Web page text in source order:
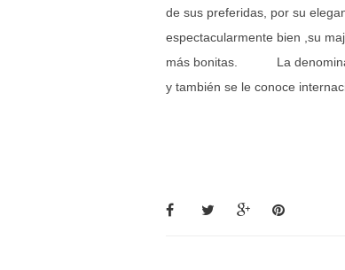
de sus preferidas, por su
espectacularmente bien ,su
más bonitas. La
y también se le conoce